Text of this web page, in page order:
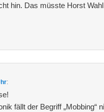
hin. Das müsste Horst Wahl
:
fällt der Begriff „Mobbing“